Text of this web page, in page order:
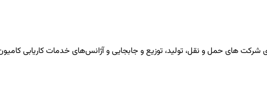
شرکت های حمل و نقل، تولید، توزیع و جابجایی و آژانس‌های خدمات کاریابی